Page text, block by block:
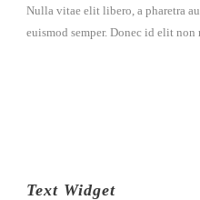
Nulla vitae elit libero, a pharetra
euismod semper. Donec id elit non
Text Widget